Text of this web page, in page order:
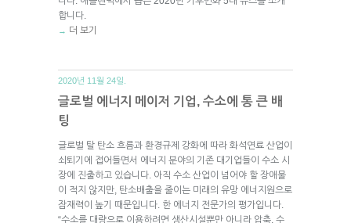
합니다.
→ 더 보기
2020년 11월 24일.
글로벌 에너지 메이저 기업, 수소에 통 큰 배
팅
글로벌 탈 탄소 흐름과 환경규제 강화에 따라 화석연료 산업이
쇠퇴기에 접어들면서 에너지 분야의 기존 대기업들이 수소 시
장에 진출하고 있습니다. 아직 수소 산업이 넘어야 할 장애물
이 적지 않지만, 탄소배출을 줄이는 미래의 유망 에너지원으로
잠재력이 높기 때문입니다. 한 에너지 전문가의 평가입니다.
“수소를 대량으로 이용하려면 생산시설뿐만 아니라 압축, 수